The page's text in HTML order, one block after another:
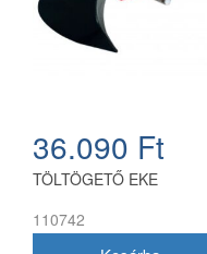
36.090 Ft
TÖLTÖGETŐ EKE
110742